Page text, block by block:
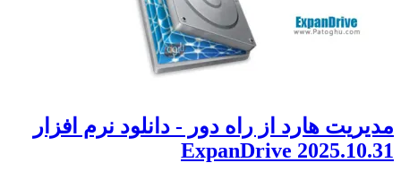
مدیریت هارد از راه دور - دانلود نرم افزار
ExpanDrive 2025.10.31